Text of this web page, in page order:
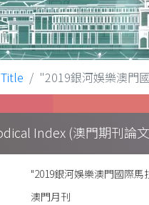
"2019銀河娛樂澳門
Index (澳門期刊論
"2019銀河娛樂澳門國際
澳門月刊